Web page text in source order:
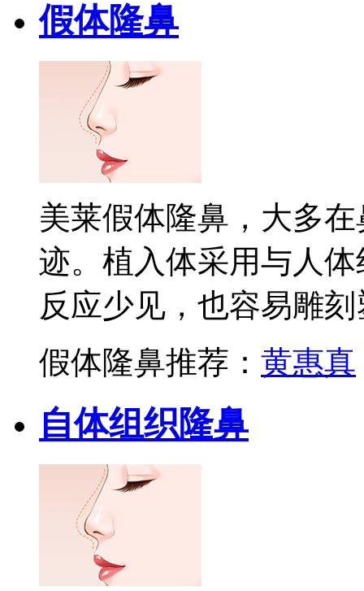
假体隆鼻
美莱假体隆鼻，大多
迹。植入体采用与人
反应少见，也容易雕
假体隆鼻推荐： 黄惠真
自体组织隆鼻